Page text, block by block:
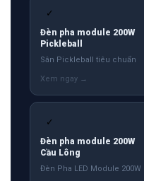
✓
Đèn pha module 200W
Pickleball
Sân Pickleball tiêu chuẩn
✓
Đèn pha module 200W
Cầu Lông
Đèn Pha LED Module 200W